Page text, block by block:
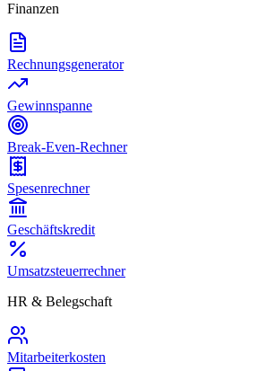
Finanzen
Rechnungsgenerator
Gewinnspanne
Break-Even-Rechner
Spesenrechner
Geschäftskredit
Umsatzsteuerrechner
HR & Belegschaft
Mitarbeiterkosten